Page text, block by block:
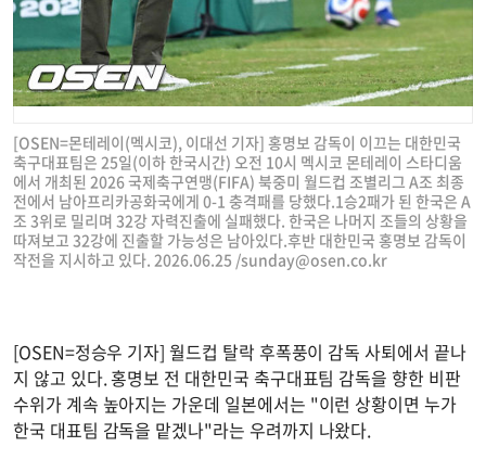
[OSEN=몬테레이(멕시코), 이대선 기자] 홍명보 감독이 이끄는 대한민국
축구대표팀은 25일(이하 한국시간) 오전 10시 멕시코 몬테레이 스타디움
에서 개최된 2026 국제축구연맹(FIFA) 북중미 월드컵 조별리그 A조 최종
전에서 남아프리카공화국에게 0-1 충격패를 당했다.1승2패가 된 한국은 A
조 3위로 밀리며 32강 자력진출에 실패했다. 한국은 나머지 조들의 상황을
따져보고 32강에 진출할 가능성은 남아있다.후반 대한민국 홍명보 감독이
작전을 지시하고 있다. 2026.06.25 /sunday@osen.co.kr
[OSEN=정승우 기자] 월드컵 탈락 후폭풍이 감독 사퇴에서 끝나
지 않고 있다. 홍명보 전 대한민국 축구대표팀 감독을 향한 비판
수위가 계속 높아지는 가운데 일본에서는 "이런 상황이면 누가
한국 대표팀 감독을 맡겠나"라는 우려까지 나왔다.